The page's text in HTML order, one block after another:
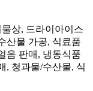
상, 드라이아이스
산물 가공, 식료품
음 판매, 냉동식품
, 청과물/수산물, 식